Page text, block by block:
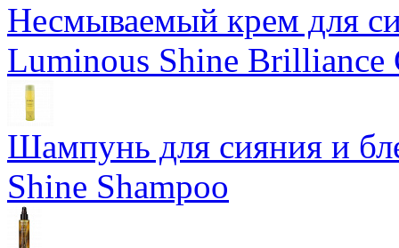
Несмываемый крем для
Luminous Shine Brilliance
Шампунь для сияния и
Shine Shampoo